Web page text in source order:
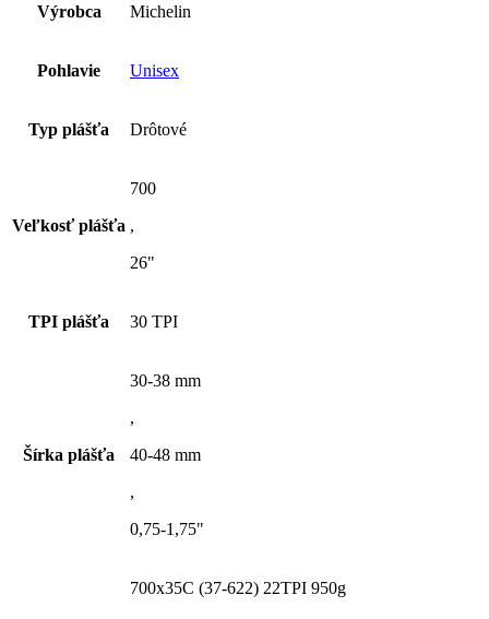
Výrobca Michelin
Pohlavie Unisex
Typ plášťa Drôtové
Veľkosť plášťa
700
,
26"
TPI plášťa 30 TPI
Šírka plášťa
30-38 mm
,
40-48 mm
,
0,75-1,75"
700x35C (37-622) 22TPI 950g